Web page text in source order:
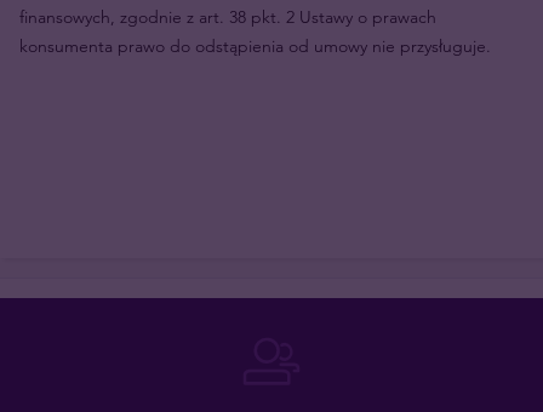
finansowych, zgodnie z art. 38 pkt. 2 Ustawy o prawach
konsumenta prawo do odstąpienia od umowy nie przysługuje.